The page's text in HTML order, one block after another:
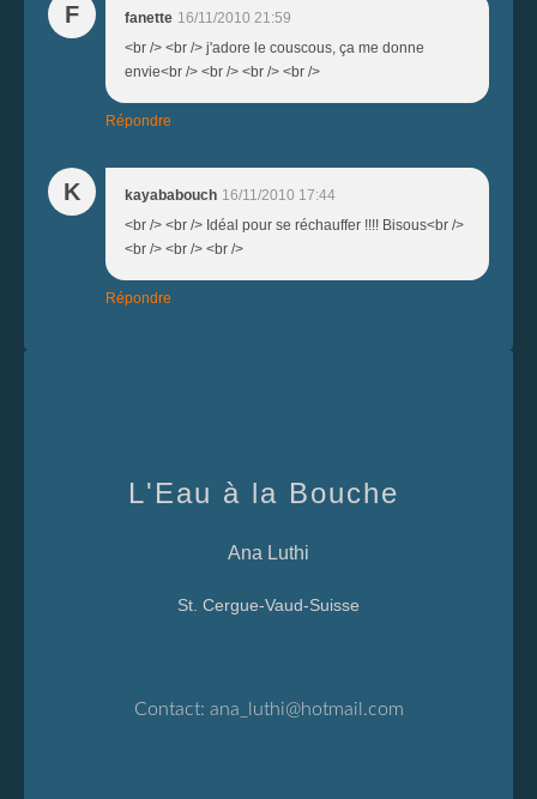
F fanette 16/11/2010 21:59
<br /> <br /> j'adore le couscous, ça me donne
envie<br /> <br /> <br /> <br />
Répondre
K kayababouch 16/11/2010 17:44
<br /> <br /> Idéal pour se réchauffer !!!! Bisous<br />
<br /> <br /> <br />
Répondre
L'Eau à la Bouche
Ana Luthi
St. Cergue-Vaud-Suisse
Contact: ana_luthi@hotmail.com